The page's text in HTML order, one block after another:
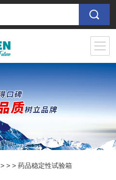
> > > 药品稳定性试验箱